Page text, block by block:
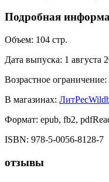
Подробная
Объем: 104 стр.
Дата выпуска: 1 августа
Возрастное ограничение:
В магазинах: ЛитРес
Формат: epub, fb2,
ISBN: 978-5-0056-8128-7
отзывы